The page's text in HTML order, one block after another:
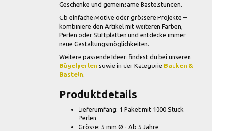
Geschenke und gemeinsame Bastelstunden.
Ob einfache Motive oder grössere Projekte –
kombiniere den Artikel mit weiteren Farben,
Perlen oder Stiftplatten und entdecke immer
neue Gestaltungsmöglichkeiten.
Weitere passende Ideen findest du bei unseren
Bügelperlen sowie in der Kategorie Backen &
Basteln
Produktdetails
Lieferumfang: 1 Paket mit 1000 Stück
Perlen
Grösse: 5 mm Ø - Ab 5 Jahre